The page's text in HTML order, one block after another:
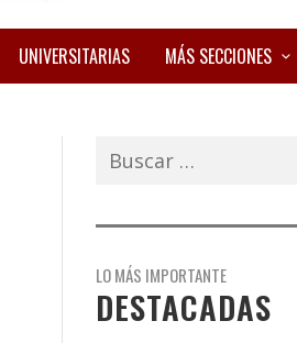
UNIVERSITARIAS MÁS SECCIONES
Buscar:
LO MÁS IMPORTANTE
DESTACADAS